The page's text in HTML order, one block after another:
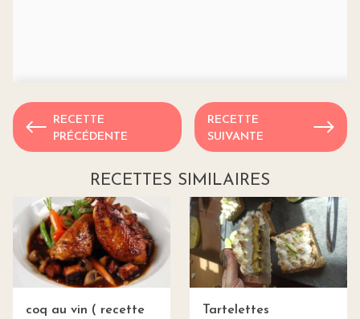
RECETTE
PRÉCÉDENTE
RECETTE
SUIVANTE
RECETTES SIMILAIRES
coq au vin ( recette
Tartelettes